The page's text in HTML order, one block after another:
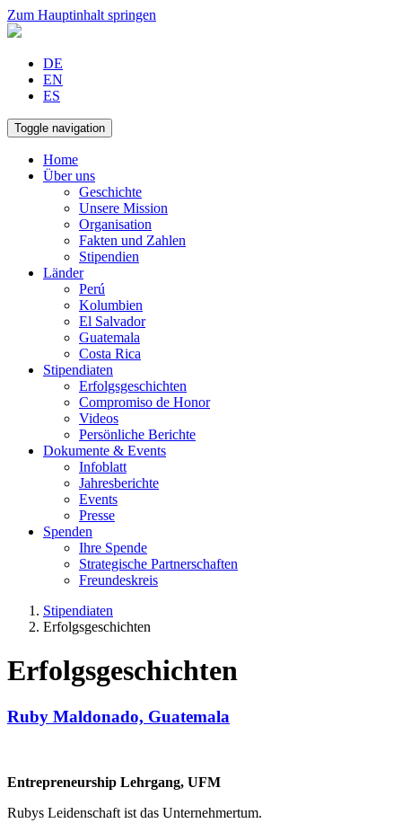
Zum Hauptinhalt springen
DE
EN
ES
Toggle navigation
Home
Über uns
Geschichte
Unsere Mission
Organisation
Fakten und Zahlen
Stipendien
Länder
Perú
Kolumbien
El Salvador
Guatemala
Costa Rica
Stipendiaten
Erfolgsgeschichten
Compromiso de Honor
Videos
Persönliche Berichte
Dokumente & Events
Infoblatt
Jahresberichte
Events
Presse
Spenden
Ihre Spende
Strategische Partnerschaften
Freundeskreis
Stipendiaten
Erfolgsgeschichten
Erfolgsgeschichten
Ruby Maldonado, Guatemala
Entrepreneurship Lehrgang, UFM
Rubys Leidenschaft ist das Unternehmertum.